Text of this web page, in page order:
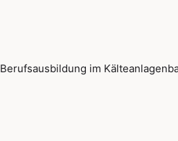
Berufsausbildung im